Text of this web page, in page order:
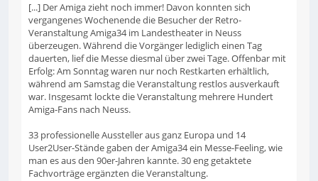
[...] Der Amiga zieht noch immer! Davon konnten sich
vergangenes Wochenende die Besucher der Retro-
Veranstaltung Amiga34 im Landestheater in Neuss
überzeugen. Während die Vorgänger lediglich einen Tag
dauerten, lief die Messe diesmal über zwei Tage. Offenbar mit
Erfolg: Am Sonntag waren nur noch Restkarten erhältlich,
während am Samstag die Veranstaltung restlos ausverkauft
war. Insgesamt lockte die Veranstaltung mehrere Hundert
Amiga-Fans nach Neuss.
33 professionelle Aussteller aus ganz Europa und 14
User2User-Stände gaben der Amiga34 ein Messe-Feeling, wie
man es aus den 90er-Jahren kannte. 30 eng getaktete
Fachvorträge ergänzten die Veranstaltung.